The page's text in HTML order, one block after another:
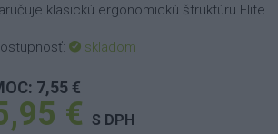
klasickú ergonomickú štruktúru Elite...
skladom
7,55 €
€ S DPH